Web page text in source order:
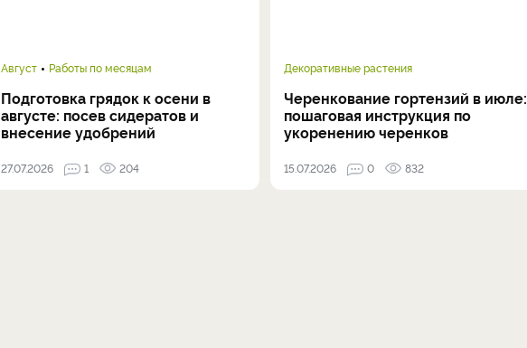
Август Работы по месяцам
Подготовка грядок к осени в
августе: посев сидератов и
внесение удобрений
27.07.2026 1 204
Декоративные растения
Черенкование гортензий в июле:
пошаговая инструкция по
укоренению черенков
15.07.2026 0 832